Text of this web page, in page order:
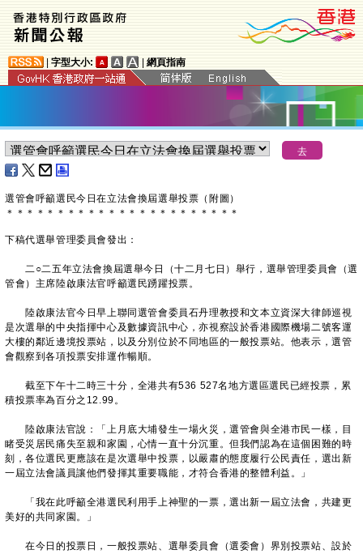
字型大小: 網頁指南
選管會呼籲選民今日在立法會換屆選舉投票（附圖）
＊ ＊ ＊ ＊ ＊ ＊ ＊ ＊ ＊ ＊ ＊ ＊ ＊ ＊ ＊ ＊ ＊ ＊ ＊ ＊ ＊ ＊ ＊
下稿代選舉管理委員會發出：
二○二五年立法會換屆選舉今日（十二月七日）舉行，選舉管理委員會（選
管會）主席陸啟康法官呼籲選民踴躍投票。
陸啟康法官今日早上聯同選管會委員石丹理教授和文本立資深大律師巡視
是次選舉的中央指揮中心及數據資訊中心，亦視察設於香港國際機場二號客運
大樓的鄰近邊境投票站，以及分別位於不同地區的一般投票站。他表示，選管
會觀察到各項投票安排運作暢順。
截至下午十二時三十分，全港共有536 527名地方選區選民已經投票，累
積投票率為百分之12.99。
陸啟康法官說：「上月底大埔發生一場火災，選管會與全港市民一樣，目
睹受災居民痛失至親和家園，心情一直十分沉重。但我們認為在這個困難的時
刻，各位選民更應該在是次選舉中投票，以嚴肅的態度履行公民責任，選出新
一屆立法會議員讓他們發揮其重要職能，才符合香港的整體利益。」
「我在此呼籲全港選民利用手上神聖的一票，選出新一屆立法會，共建更
美好的共同家園。」
在今日的投票日，一般投票站、選舉委員會（選委會）界別投票站、設於